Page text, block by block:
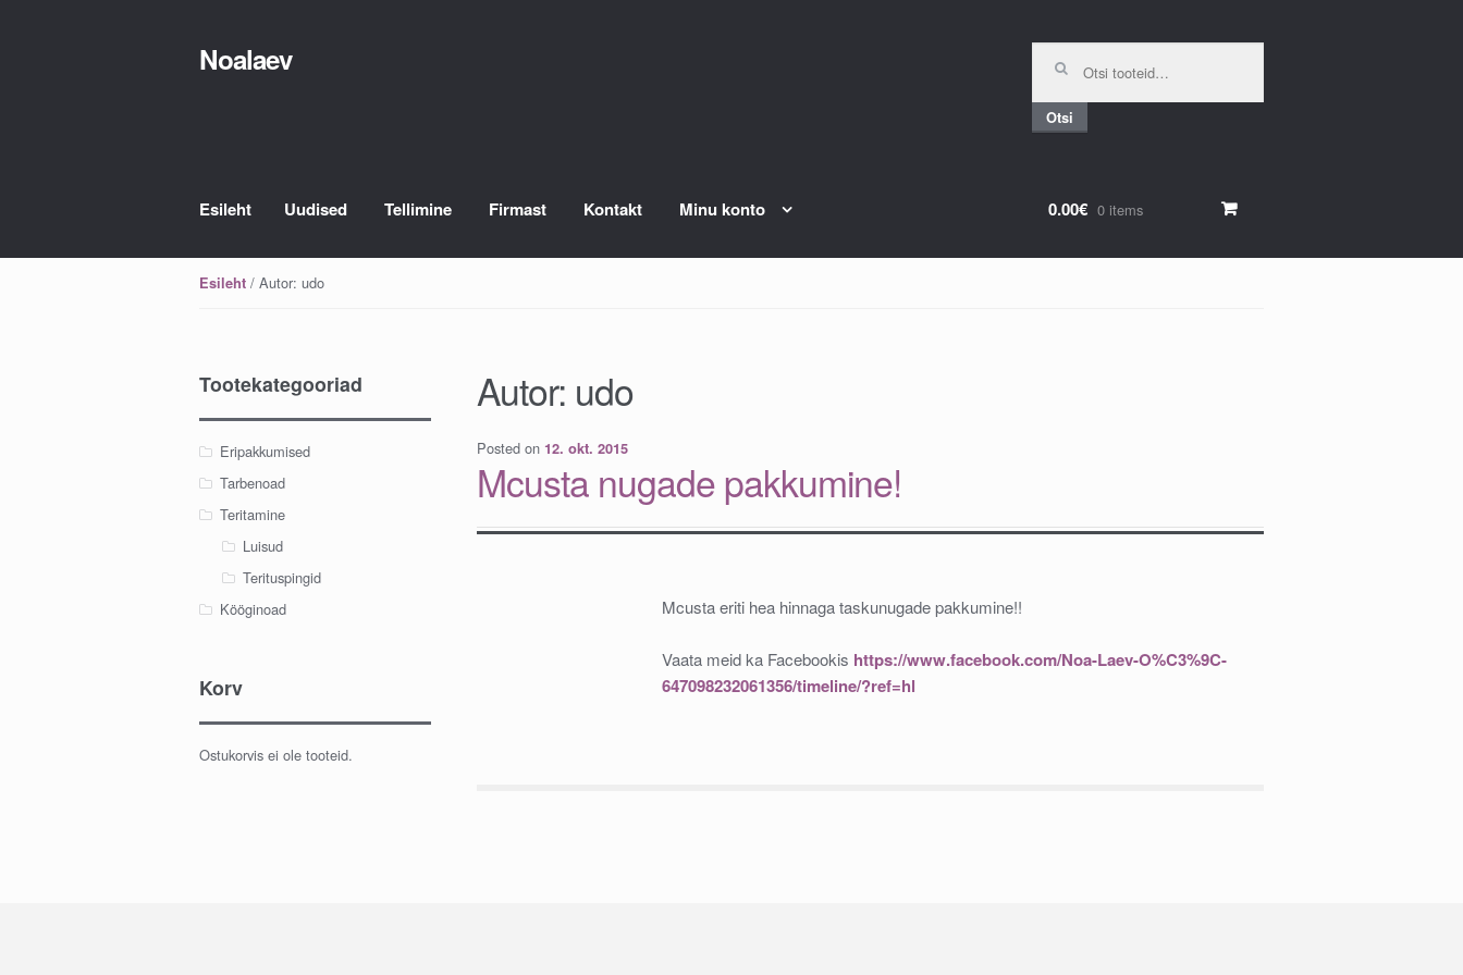
Skip
Skip
Noalaev
Otsi
Esileht Uudised Tellimine Firmast Kontakt Minu konto 0.00€ 0 items
Esileht / Autor: udo
Autor: udo
Posted on 12. okt. 2015
Mcusta nugade pakkumine!
Mcusta eriti hea hinnaga taskunugade pakkumine!!
Vaata meid ka Facebookis https://www.facebook.com/Noa-Laev-O%C3%9C-
647098232061356/timeline/?ref=hl
Tootekategooriad
Eripakkumised
Tarbenoad
Teritamine
Luisud
Terituspingid
Kööginoad
Korv
Ostukorvis ei ole tooteid.